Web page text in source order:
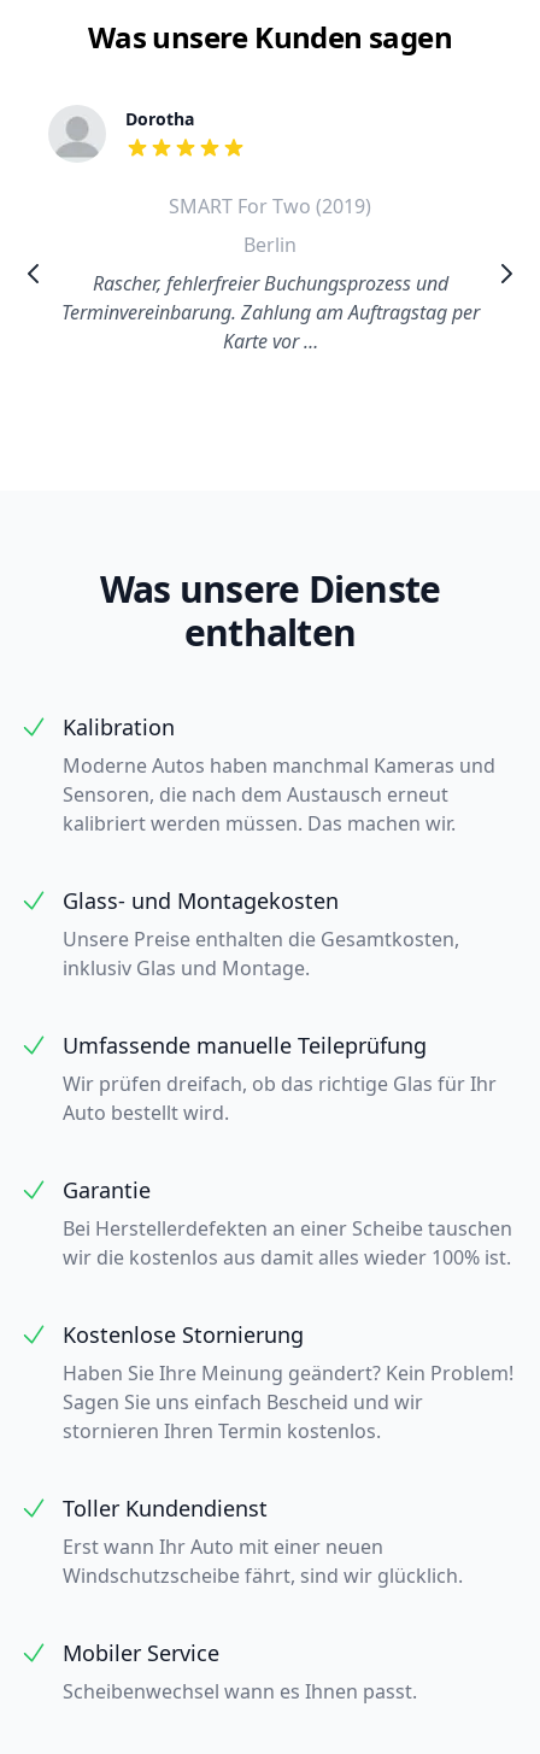
Was unsere Kunden sagen
Dorotha
out of 5 stars
SMART For Two (2019)
Berlin
Rascher, fehlerfreier Buchungsprozess und
Terminvereinbarung. Zahlung am Auftragstag per
Karte vor …
Was unsere Dienste
enthalten
Kalibration
Moderne Autos haben manchmal Kameras und
Sensoren, die nach dem Austausch erneut
kalibriert werden müssen. Das machen wir.
Glass- und Montagekosten
Unsere Preise enthalten die Gesamtkosten,
inklusiv Glas und Montage.
Umfassende manuelle Teileprüfung
Wir prüfen dreifach, ob das richtige Glas für Ihr
Auto bestellt wird.
Garantie
Bei Herstellerdefekten an einer Scheibe tauschen
wir die kostenlos aus damit alles wieder 100% ist.
Kostenlose Stornierung
Haben Sie Ihre Meinung geändert? Kein Problem!
Sagen Sie uns einfach Bescheid und wir
stornieren Ihren Termin kostenlos.
Toller Kundendienst
Erst wann Ihr Auto mit einer neuen
Windschutzscheibe fährt, sind wir glücklich.
Mobiler Service
Scheibenwechsel wann es Ihnen passt.